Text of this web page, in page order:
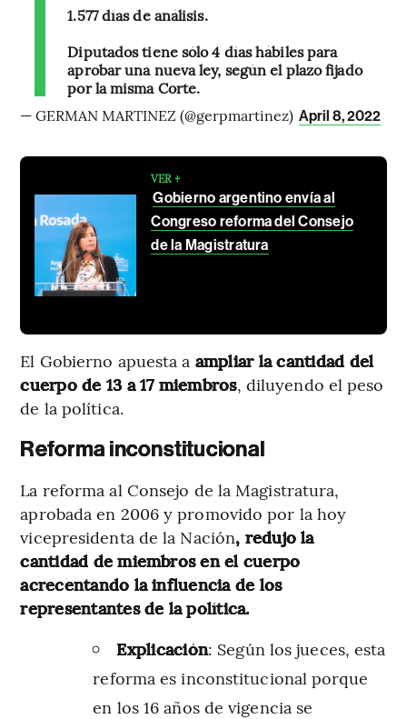
1.577 días de análisis.
Diputados tiene sólo 4 días hábiles para
aprobar una nueva ley, según el plazo fijado
por la misma Corte.
— GERMAN MARTINEZ (@gerpmartinez) April 8, 2022
VER +
Gobierno argentino envía al
Congreso reforma del Consejo
de la Magistratura
El Gobierno apuesta a ampliar la cantidad del
cuerpo de 13 a 17 miembros, diluyendo el peso
de la política.
Reforma inconstitucional
La reforma al Consejo de la Magistratura,
aprobada en 2006 y promovido por la hoy
vicepresidenta de la Nación, redujo la
cantidad de miembros en el cuerpo
acrecentando la influencia de los
representantes de la política.
Explicación: Según los jueces, esta
reforma es inconstitucional porque
en los 16 años de vigencia se